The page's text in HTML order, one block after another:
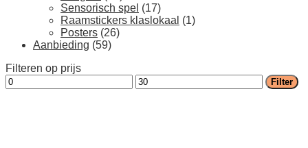
Sensorisch spel (17)
Raamstickers klaslokaal (1)
Posters (26)
Aanbieding (59)
Filteren op prijs
Min.
prijs
Max.
prijs
Filter